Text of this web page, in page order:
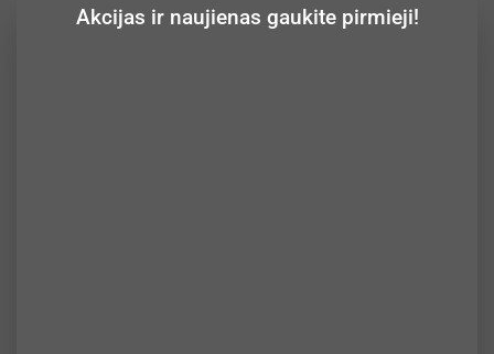
Akcijas ir naujienas gaukite pirmieji!